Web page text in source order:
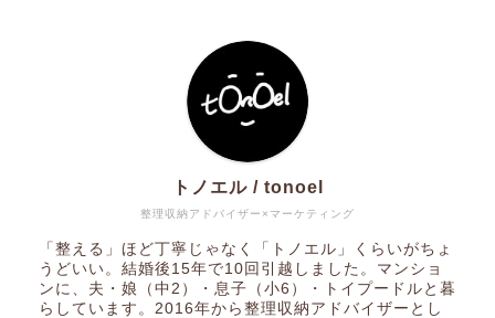
整理収納アドバイザー×マーケティング
トノエル / tonoel
「整える」ほど丁寧じゃなく「トノエル」くらいがちょ
うどいい。結婚後15年で10回引越しました。マンショ
ンに、夫・娘（中2）・息子（小6）・トイプードルと暮
らしています。2016年から整理収納アドバイザーとし